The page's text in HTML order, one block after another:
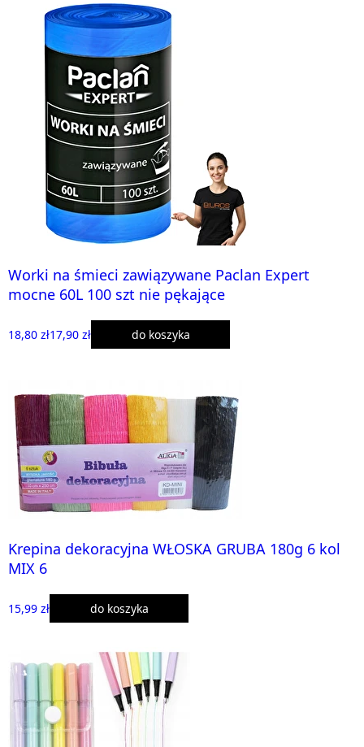
Worki na śmieci zawiązywane Paclan Expert
mocne 60L 100 szt nie pękające
18,80 zł17,90 zł do koszyka
Krepina dekoracyjna WŁOSKA GRUBA 180g 6 kol
MIX 6
15,99 zł do koszyka